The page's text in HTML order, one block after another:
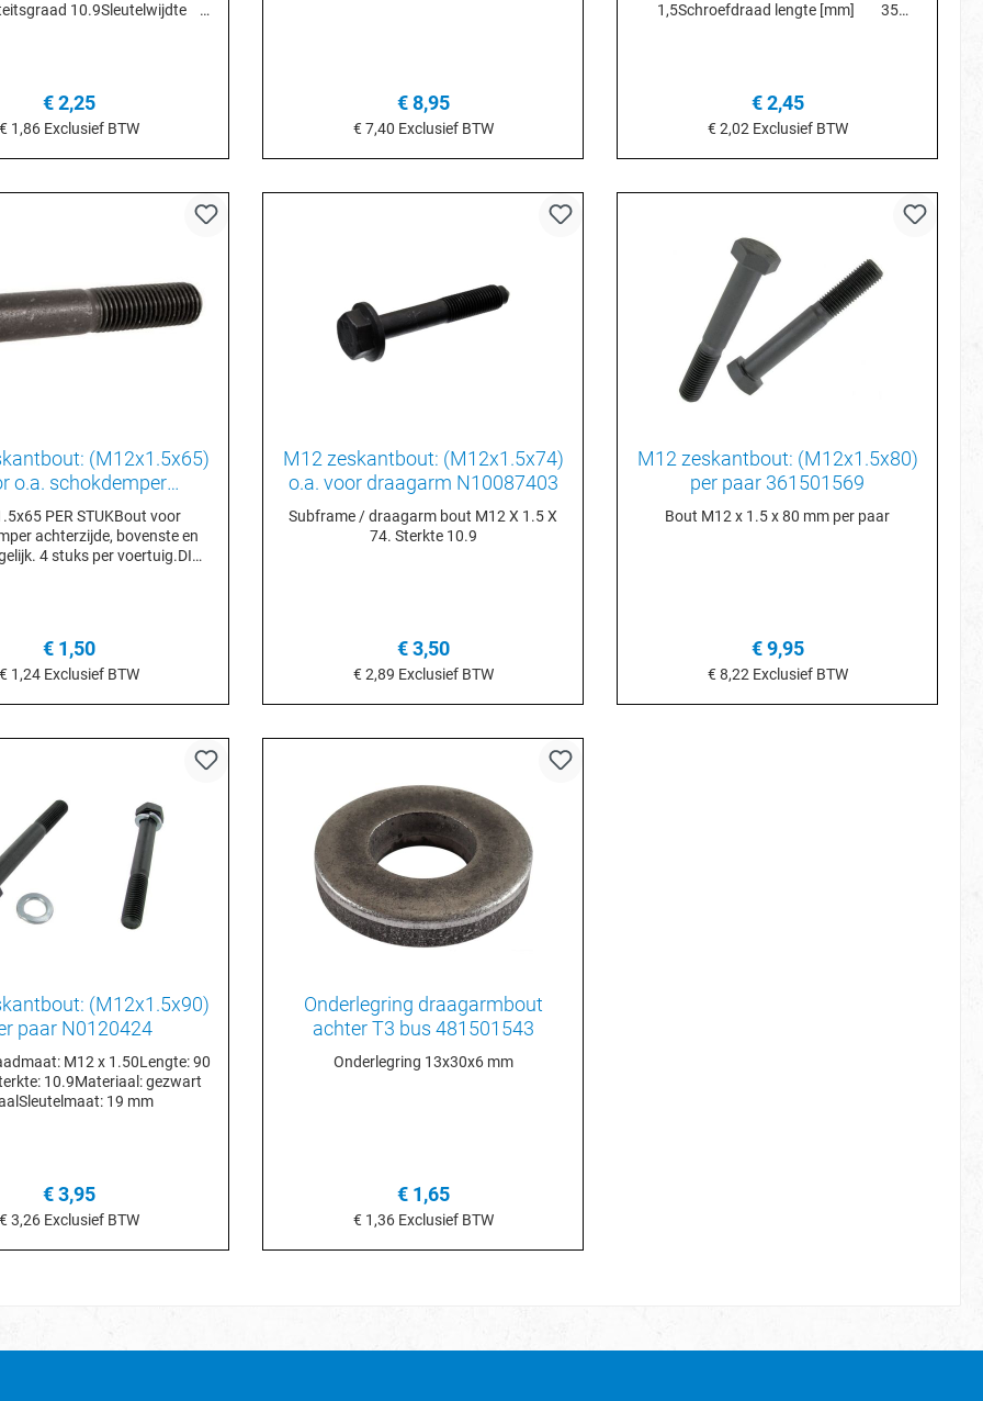
10.9Sleutelwijdte
€ 2,25
€ 1,86 Exclusief BTW
€ 8,95
€ 7,40 Exclusief BTW
1,5Schroefdraad lengte [mm] 35
€ 2,45
€ 2,02 Exclusief BTW
(M12x1.5x65)
o.a. schokdemper
T3 Bus N0101652
PER STUKBout voor
achterzijde, bovenste en
4 stuks per voertuig.DIN
€ 1,50
€ 1,24 Exclusief BTW
M12 zeskantbout: (M12x1.5x74)
o.a. voor draagarm N10087403
Subframe / draagarm bout M12 X 1.5 X
74. Sterkte 10.9
€ 3,50
€ 2,89 Exclusief BTW
M12 zeskantbout: (M12x1.5x80)
per paar 361501569
Bout M12 x 1.5 x 80 mm per paar
€ 9,95
€ 8,22 Exclusief BTW
(M12x1.5x90)
paar N0120424
M12 x 1.50Lengte: 90
10.9Materiaal: gezwart
19 mm
€ 3,95
€ 3,26 Exclusief BTW
Onderlegring draagarmbout
achter T3 bus 481501543
Onderlegring 13x30x6 mm
€ 1,65
€ 1,36 Exclusief BTW